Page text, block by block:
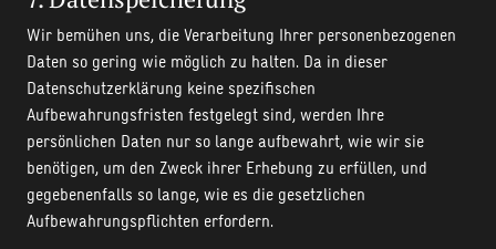
Wir bemühen uns, die Verarbeitung Ihrer personenbezogenen
Daten so gering wie möglich zu halten. Da in dieser
Datenschutzerklärung keine spezifischen
Aufbewahrungsfristen festgelegt sind, werden Ihre
persönlichen Daten nur so lange aufbewahrt, wie wir sie
benötigen, um den Zweck ihrer Erhebung zu erfüllen, und
gegebenenfalls so lange, wie es die gesetzlichen
Aufbewahrungspflichten erfordern.